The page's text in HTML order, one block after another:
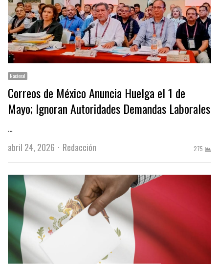
Nacional
Correos de México Anuncia Huelga el 1 de
Mayo; Ignoran Autoridades Demandas Laborales
…
abril 24, 2026
Author
Redacción 275